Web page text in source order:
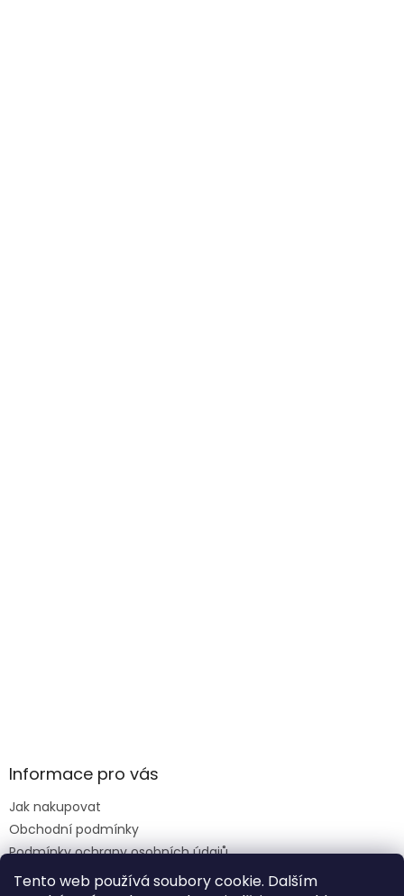
Tento web používá soubory cookie. Dalším
Informace pro vás
Jak nakupovat
Obchodní podmínky
Podmínky ochrany osobních údajů
Reklamace formulář